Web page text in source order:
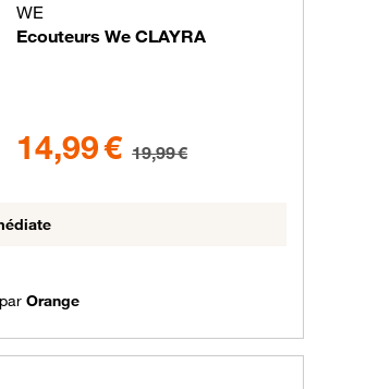
disponibles non sélectionnables
WE
Ecouteurs We CLAYRA
14,99 € 19,99 €
parOrange